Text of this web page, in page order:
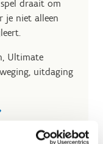
draait om
je niet alleen
Ultimate
uitdaging